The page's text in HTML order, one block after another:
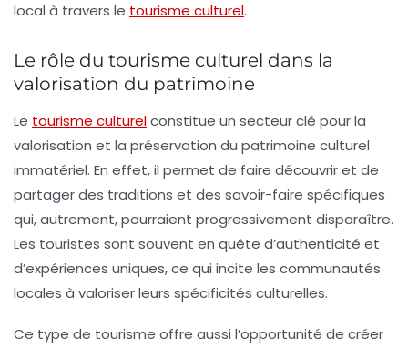
local à travers le tourisme culturel.
Le rôle du tourisme culturel dans la
valorisation du patrimoine
Le tourisme culturelconstitue un secteur clé pour la
valorisation et la préservation du patrimoine culturel
immatériel. En effet, il permet de faire découvrir et de
partager des traditions et des savoir-faire spécifiques
qui, autrement, pourraient progressivement disparaître.
Les touristes sont souvent en quête d’authenticité et
d’expériences uniques, ce qui incite les communautés
locales à valoriser leurs spécificités culturelles.
Ce type de tourisme offre aussi l’opportunité de créer